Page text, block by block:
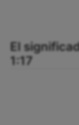
El
1:17